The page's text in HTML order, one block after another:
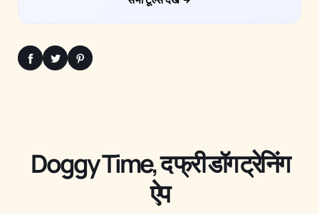
Doggy Time, द फ्री डॉग ट्रेनिंग
ऐप